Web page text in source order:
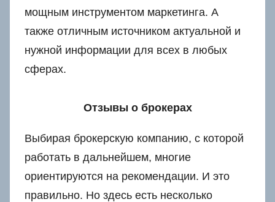
мощным инструментом маркетинга. А
также отличным источником актуальной и
нужной информации для всех в любых
сферах.
Отзывы о брокерах
Выбирая брокерскую компанию, с которой
работать в дальнейшем, многие
ориентируются на рекомендации. И это
правильно. Но здесь есть несколько